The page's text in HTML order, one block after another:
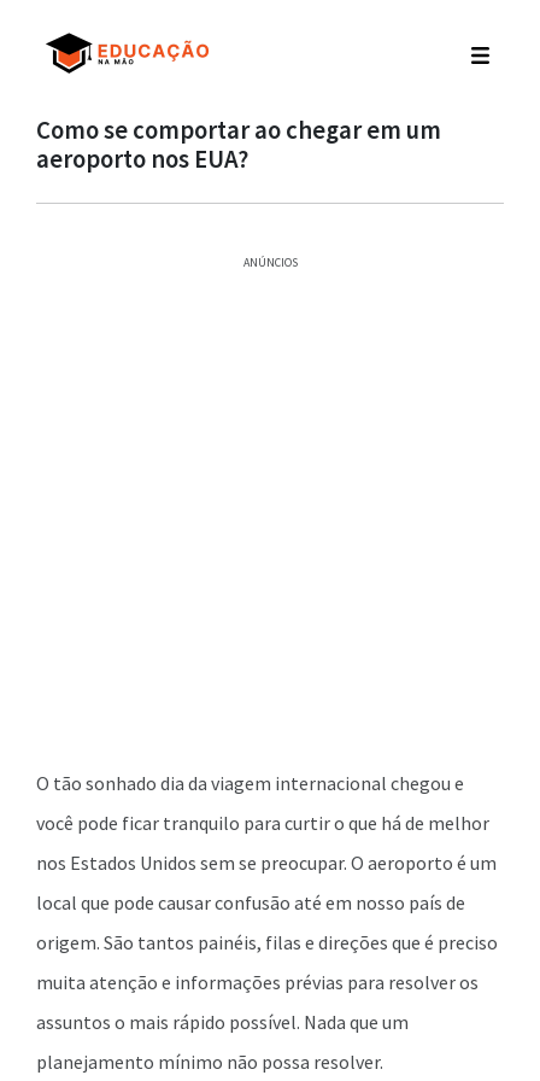
Como se comportar ao chegar em um
aeroporto nos EUA?
ANÚNCIOS
O tão sonhado dia da viagem internacional chegou e
você pode ficar tranquilo para curtir o que há de melhor
nos Estados Unidos sem se preocupar. O aeroporto é um
local que pode causar confusão até em nosso país de
origem. São tantos painéis, filas e direções que é preciso
muita atenção e informações prévias para resolver os
assuntos o mais rápido possível. Nada que um
planejamento mínimo não possa resolver.